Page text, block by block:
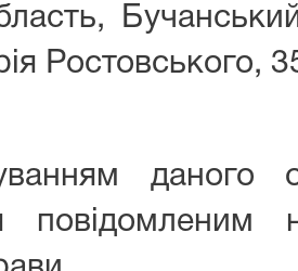
Ростовського,
даного